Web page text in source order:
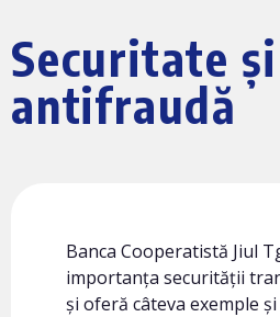
Securitate și
antifraudă
Banca Cooperatistă Jiul
importanța securității
și oferă câteva exemple